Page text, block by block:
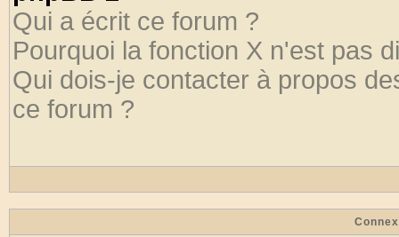
Qui a écrit ce forum ?
Pourquoi la fonction X n'est pas
Qui dois-je contacter à propos
ce forum ?